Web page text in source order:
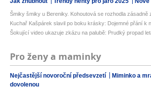
Šmiky šmiky u Bereniky. Kohoutová se rozhodla zásadně
Kuchař Kašpárek slavil po boku krásky: Dojemné přání k
Šokující video ukazuje zkázu na palubě: Prudký propad
Pro ženy a maminky
Nejčastější novoroční předsevzetí Miminko a
dovolenou